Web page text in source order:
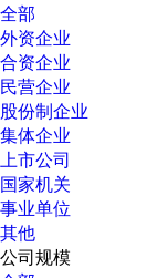
全部
外资企业
合资企业
民营企业
股份制企业
集体企业
上市公司
国家机关
事业单位
其他
公司规模